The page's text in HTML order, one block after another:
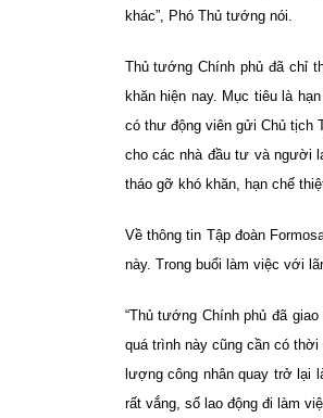
khác”, Phó Thủ tướng nói.
Thủ tướng Chính phủ đã chỉ
khăn hiện nay. Mục tiêu là
có thư động viên gửi Chủ tịch
cho các nhà đầu tư và người
tháo gỡ khó khăn, hạn chế
Về thông tin Tập đoàn
này. Trong buổi làm việc với
“Thủ tướng Chính phủ đã
quá trình này cũng cần có
lượng công nhân quay trở lại
rất vắng, số lao động đi làm